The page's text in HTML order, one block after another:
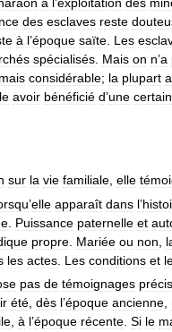
des esclaves reste
à l’époque saïte Les
spécialisés Mais on n’a
considérable; la plupart
avoir bénéficié d’une
sur la vie familiale elle
’elle apparaît dans l’
Puissance paternelle et
propre Mariée ou non
les actes Les conditions et
pas de témoignages précis
été dès l’époque ancienne
à l’époque récente Si le